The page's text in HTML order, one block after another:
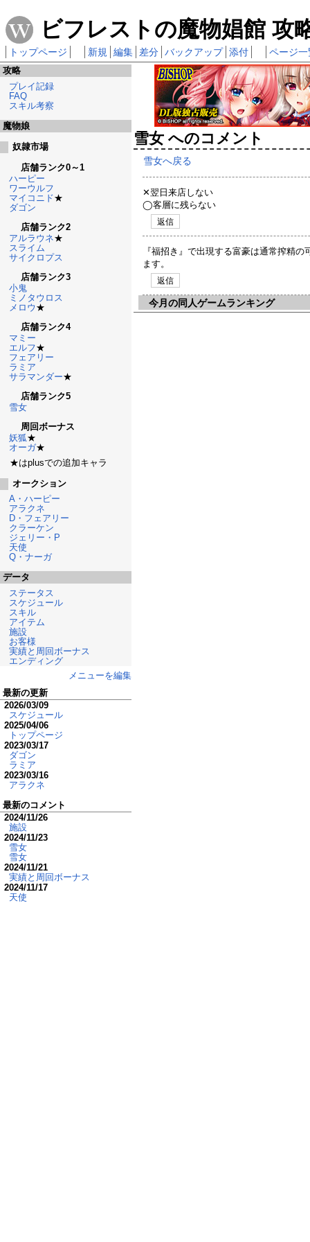
ビフレストの魔物娼館 攻
トップページ 新規 編集 差分 バックアップ 添付 ページ一
雪女 へのコメント
雪女へ戻る
✕翌日来店しない
◯客層に残らない
返信
『福招き』で出現する富豪は通常搾精
ます。
返信
今月の同人ゲームランキング
攻略
プレイ記録
FAQ
スキル考察
魔物娘
奴隷市場
店舗ランク0～1
ハーピー
ワーウルフ
マイコニド★
ダゴン
店舗ランク2
アルラウネ★
スライム
サイクロプス
店舗ランク3
小鬼
ミノタウロス
メロウ ★
店舗ランク4
マミー
エルフ★
フェアリー
ラミア
サラマンダー★
店舗ランク5
雪女
周回ボーナス
妖狐★
オーガ★
★はplusでの追加キャラ
オークション
A・ハーピー
アラクネ
D・フェアリー
クラーケン
ジェリー・P
天使
Q・ナーガ
データ
ステータス
スケジュール
スキル
アイテム
施設
お客様
実績と周回ボーナス
エンディング
メニューを編集
最新の更新
2026/03/09
スケジュール
2025/04/06
トップページ
2023/03/17
ダゴン
ラミア
2023/03/16
アラクネ
最新のコメント
2024/11/26
施設
2024/11/23
雪女
雪女
2024/11/21
実績と周回ボーナス
2024/11/17
天使